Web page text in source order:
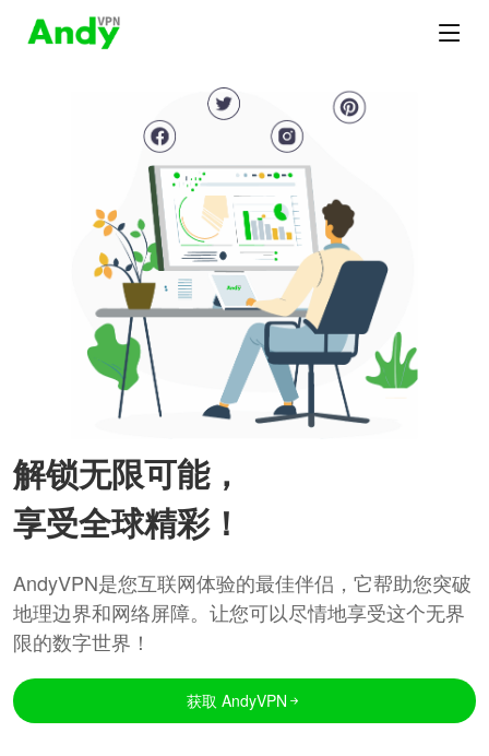
解锁无限可能，
享受全球精彩！
AndyVPN是您互联网体验的最佳伴侣，它帮助您突破
地理边界和网络屏障。让您可以尽情地享受这个无界
限的数字世界！
获取 AndyVPN